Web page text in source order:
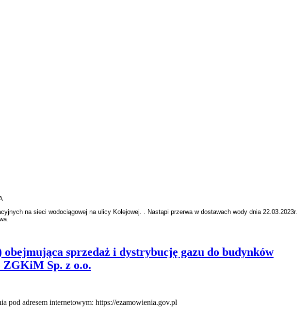
na sieci wodociągowej na ulicy Kolejowej. . Nastąpi przerwa w dostawach wody dnia 22.03.2023r.
sprzedaż i dystrybucję gazu do budynków
Sp. z o.o.
pod adresem internetowym: https://ezamowienia.gov.pl